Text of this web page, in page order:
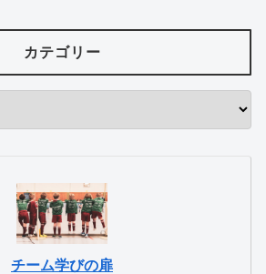
カテゴリー
チーム学びの扉